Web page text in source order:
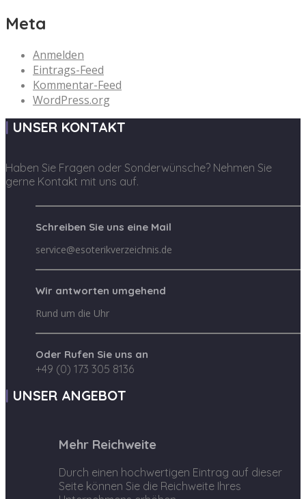
Meta
Anmelden
Eintrags-Feed
Kommentar-Feed
WordPress.org
UNSER KONTAKT
Haben Sie Fragen oder Sonderwünsche? Nehmen Sie
gerne Kontakt mit uns auf.
Schreiben Sie uns eine Mail
service@esoterikverzeichnis.de
Wir antworten umgehend
Rund um die Uhr
Oder Rufen Sie uns an
+49 (0) 173 305 8136
UNSER ANGEBOT
Mehr Reichweite
Durch einen hochwertigen Eintrag auf dieser
Seite können Sie die Reichweite Ihres